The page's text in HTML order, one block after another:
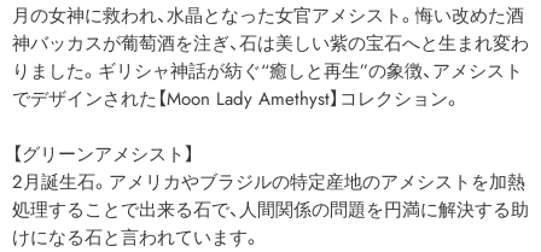
月の女神に救われ、水晶となった女官アメシスト。悔い改めた酒
神バッカスが葡萄酒を注ぎ、石は美しい紫の宝石へと生まれ変わ
りました。ギリシャ神話が紡ぐ“癒しと再生”の象徴、アメシスト
でデザインされた【Moon Lady Amethyst】コレクション。
【グリーンアメシスト】
2月誕生石。アメリカやブラジルの特定産地のアメシストを加熱
処理することで出来る石で、人間関係の問題を円満に解決する助
けになる石と言われています。